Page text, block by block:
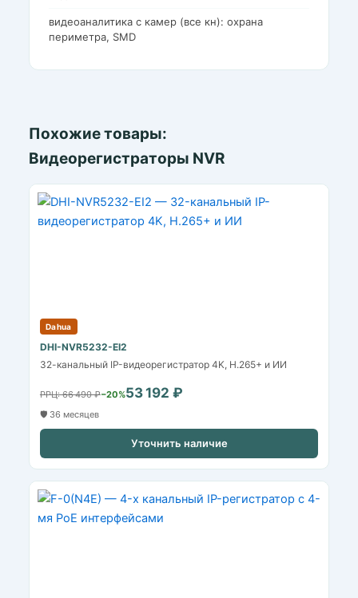
видеоаналитика с камер (все кн): охрана
периметра, SMD
Похожие товары:
Видеорегистраторы NVR
Dahua
DHI-NVR5232-EI2
32-канальный IP-видеорегистратор 4K, H.265+ и ИИ
РРЦ: 66 490 ₽−20%53 192 ₽
🛡️ 36 месяцев
Уточнить наличие